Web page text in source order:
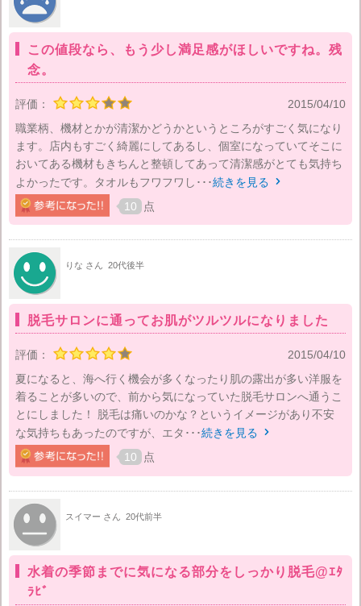
この値段なら、もう少し満足感がほしいですね。残
念。
評価：
2015/04/10
職業柄、機材とかが清潔かどうかというところがすごく気になり
ます。店内もすごく綺麗にしてあるし、個室になっていてそこに
おいてある機材もきちんと整頓してあって清潔感がとても気持ち
よかったです。タオルもフワフワし･･･続きを見る 
10 点
りな さん 20代後半
脱毛サロンに通ってお肌がツルツルになりました
評価：
2015/04/10
夏になると、海へ行く機会が多くなったり肌の露出が多い洋服を
着ることが多いので、前から気になっていた脱毛サロンへ通うこ
とにしました！ 脱毛は痛いのかな？というイメージがあり不安
な気持ちもあったのですが、エタ･･･続きを見る 
10 点
スイマー さん 20代前半
水着の季節までに気になる部分をしっかり脱毛@ｴﾀ
ﾗﾋﾞ